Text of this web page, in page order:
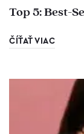
Top 5: Best-
ČÍŤAŤ VIAC